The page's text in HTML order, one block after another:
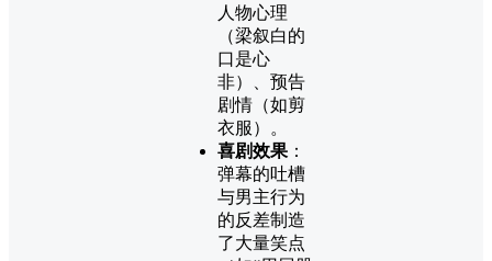
人物心理
（梁叙白的
口是心
非）、预告
剧情（如剪
衣服）。
喜剧效果 ：
弹幕的吐槽
与男主行为
的反差制造
了大量笑点